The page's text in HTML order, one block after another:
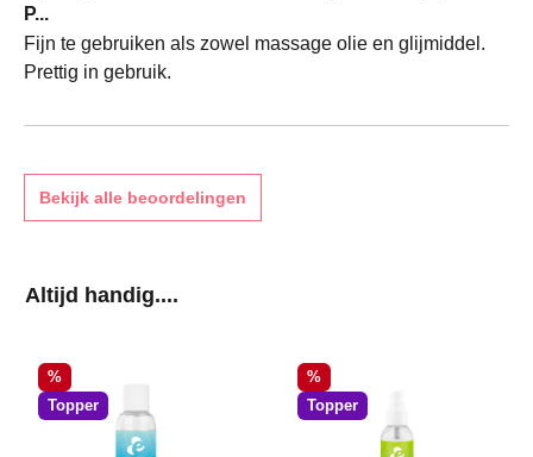
P...
Fijn te gebruiken als zowel massage olie en glijmiddel.
Prettig in gebruik.
Bekijk alle beoordelingen
Productgalerij overslaan
Altijd handig....
Korting
%
Topper
Korting
%
Topper